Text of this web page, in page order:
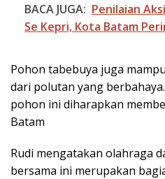
BACA JUGA: Penilaian
Se Kepri, Kota Batam
Pohon tabebuya juga
dari polutan yang
pohon ini diharapkan
Batam
Rudi mengatakan olahraga
bersama ini merupakan